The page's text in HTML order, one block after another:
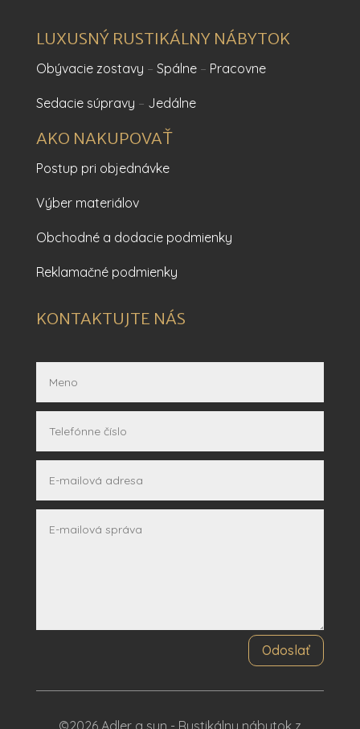
LUXUSNÝ RUSTIKÁLNY NÁBYTOK
Obývacie zostavy – Spálne– Pracovne
Sedacie súpravy – Jedálne
AKO NAKUPOVAŤ
Postup pri objednávke
Výber materiálov
Obchodné a dodacie podmienky
Reklamačné podmienky
KONTAKTUJTE NÁS
Odoslať
©2026 Adler a syn - Rustikálny nábytok z